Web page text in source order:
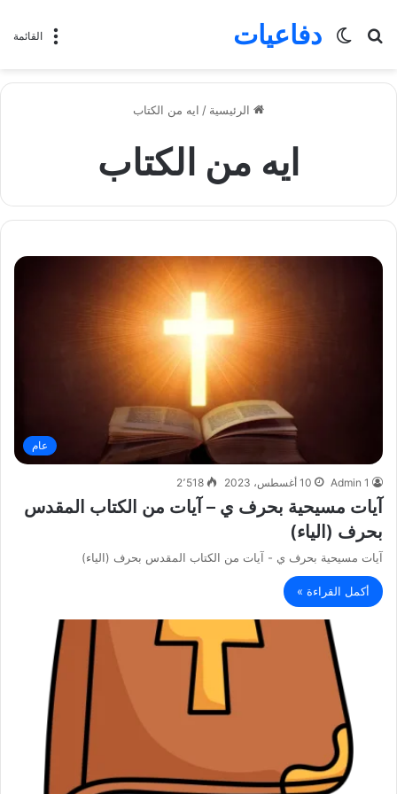
القائمة دفاعيات
بحث
الوضع
الرئيسية / ايه من الكتاب
ايه من الكتاب
عام
Admin 1 10 أغسطس، 2023 2٬518
آيات مسيحية بحرف ي – آيات من الكتاب المقدس
بحرف (الياء)
آيات مسيحية بحرف ي - آيات من الكتاب المقدس بحرف (الياء)
أكمل القراءة »